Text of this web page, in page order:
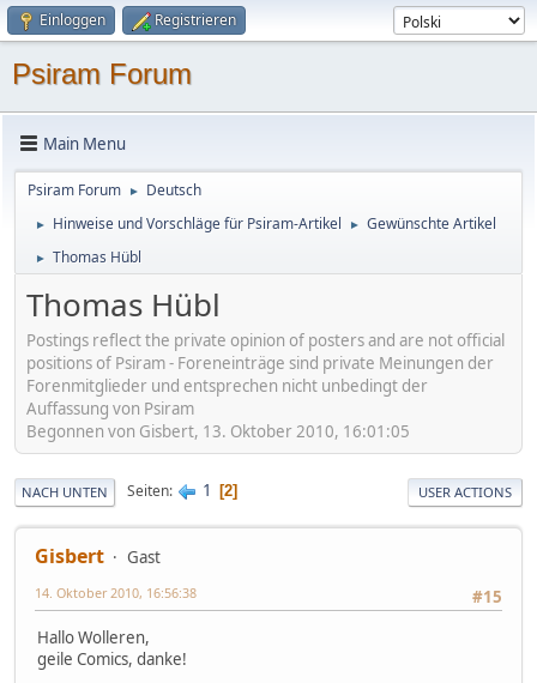
Einloggen Registrieren
Psiram Forum
Main Menu
Psiram Forum ► Deutsch
► Hinweise und Vorschläge für Psiram-Artikel ► Gewünschte Artikel
► Thomas Hübl
Thomas Hübl
Postings reflect the private opinion of posters and are not official
positions of Psiram - Foreneinträge sind private Meinungen der
Forenmitglieder und entsprechen nicht unbedingt der
Auffassung von Psiram
Begonnen von Gisbert, 13. Oktober 2010, 16:01:05
NACH UNTEN Seiten 1 2 USER ACTIONS
Gisbert
Gast
#15
14. Oktober 2010, 16:56:38
Hallo Wolleren,
geile Comics, danke!